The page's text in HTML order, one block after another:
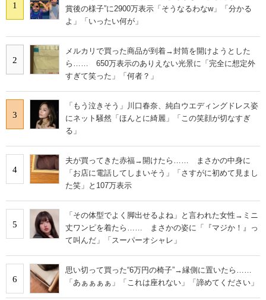
1
賞後の様子”に2900万表示「そうなるわなw」「分かる
よ」「いったい何が」
2
メルカリで買った商品が到着→封筒を開けようとした
ら…… 650万表示のありえない光景に「完全に想定外
すぎて笑った」「何者？」
3
「もう泣きそう」川口春奈、純白ウエディングドレス姿
にネット騒然「ほんとに綺麗」「この笑顔が切なすぎ
る」
4
夫が買ってきた赤福→開けたら…… まさかの中身に
「お店に電話してしまいそう」「さすがに初めて見まし
た笑」と107万表示
5
「その体型でよく脚出せるよね」と言われた女性→ミニ
丈ワンピを着たら…… まさかの姿に「『マジか！』っ
て叫んだ」「スーパーオシャレ」
6
思い切って買った“6万円の椅子”→縁側に置いたら……
「あぁぁぁぁ」「これは座れない」「諦めてください」